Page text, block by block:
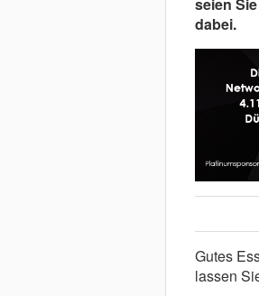
dabei.
Gutes
lassen